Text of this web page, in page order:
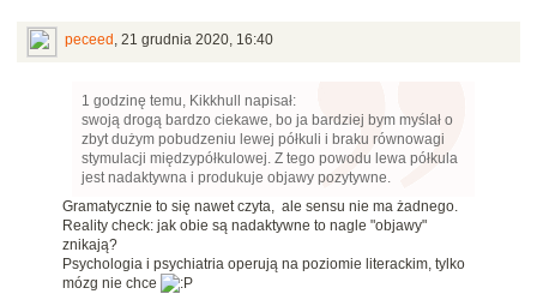
peceed , 21 grudnia 2020, 16:40
1 godzinę temu, Kikkhull napisał:
swoją drogą bardzo ciekawe, bo ja bardziej bym myślał o
zbyt dużym pobudzeniu lewej półkuli i braku równowagi
stymulacji międzypółkulowej. Z tego powodu lewa półkula
jest nadaktywna i produkuje objawy pozytywne.
Gramatycznie to się nawet czyta, ale sensu nie ma żadnego.
Reality check: jak obie są nadaktywne to nagle "objawy"
znikają?
Psychologia i psychiatria operują na poziomie literackim, tylko
mózg nie chce